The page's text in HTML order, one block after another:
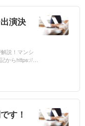
演決
説！マンシ
らhttps://w
す！